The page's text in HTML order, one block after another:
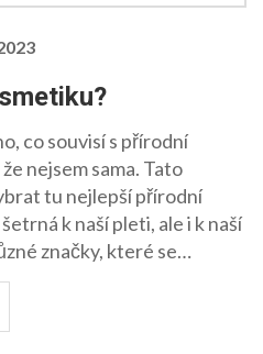
co souvisí s přírodní
nejsem sama. Tato
tu nejlepší přírodní
k naší pleti, ale i k naší
značky, které se
Také se zaměříme na
aby vyhovovaly
Vždyť krása má